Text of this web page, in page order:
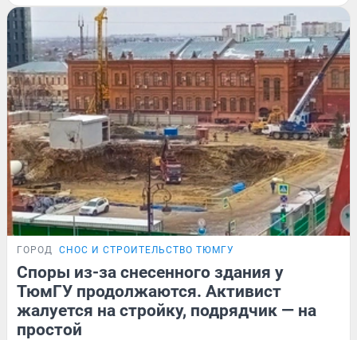
ГОРОД СНОС И СТРОИТЕЛЬСТВО ТЮМГУ
Споры из-за снесенного здания у
ТюмГУ продолжаются. Активист
жалуется на стройку, подрядчик — на
простой